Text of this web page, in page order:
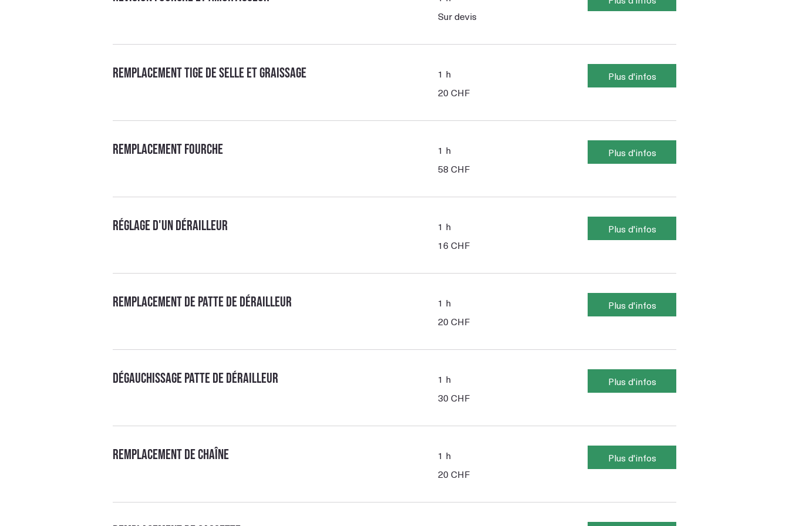
devis
Sur devis
Remplacement tige de selle et graissage 1 h
francs
20 CHF
Plus d'infos
Remplacement fourche 1 h
francs
58 CHF
Plus d'infos
Réglage d'un dérailleur 1 h
francs
16 CHF
Plus d'infos
Remplacement de patte de dérailleur 1 h
francs
20 CHF
Plus d'infos
Dégauchissage patte de dérailleur 1 h
francs
30 CHF
Plus d'infos
Remplacement de chaîne 1 h
francs
20 CHF
Plus d'infos